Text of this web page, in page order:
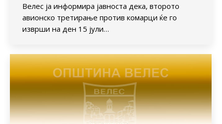
Велес ја информира јавноста дека, второто
авионско третирање против комарци ќе го
изврши на ден 15 јули…